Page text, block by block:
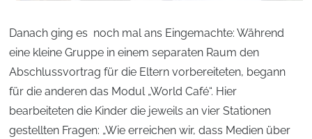
Danach ging es noch mal ans Eingemachte: Während
eine kleine Gruppe in einem separaten Raum den
Abschlussvortrag für die Eltern vorbereiteten, begann
für die anderen das Modul „World Café“. Hier
bearbeiteten die Kinder die jeweils an vier Stationen
gestellten Fragen: „Wie erreichen wir, dass Medien über